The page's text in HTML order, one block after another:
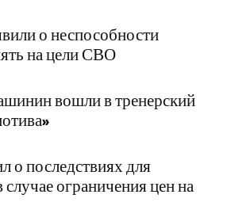
о неспособности
на цели СВО
вошли в тренерский
о последствиях для
случае ограничения цен на